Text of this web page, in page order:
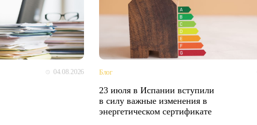
04.08.2026 Блог
23 июля в Испании вступили
в силу важные изменения в
энергетическом сертификате